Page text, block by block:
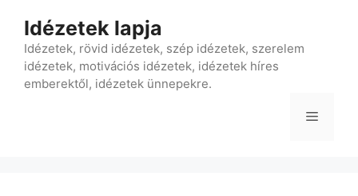
Idézetek lapja
Idézetek, rövid idézetek, szép idézetek, szerelem
idézetek, motivációs idézetek, idézetek híres
emberektől, idézetek ünnepekre.